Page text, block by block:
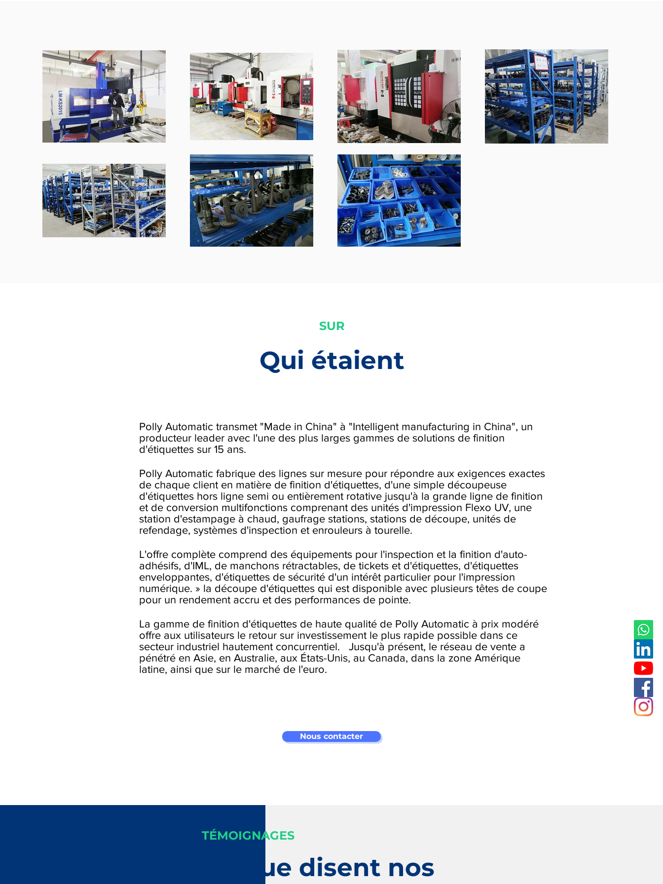
SUR
Qui étaient
Polly Automatic transmet "Made in China" à "Intelligent manufacturing in China", un
producteur leader avec l'une des plus larges gammes de solutions de finition
d'étiquettes sur 15 ans.
Polly Automatic fabrique des lignes sur mesure pour répondre aux exigences exactes
de chaque client en matière de finition d'étiquettes, d'une simple découpeuse
d'étiquettes hors ligne semi ou entièrement rotative jusqu'à la grande ligne de finition
et de conversion multifonctions comprenant des unités d'impression Flexo UV, une
station d'estampage à chaud, gaufrage stations, stations de découpe, unités de
refendage, systèmes d'inspection et enrouleurs à tourelle.
L'offre complète comprend des équipements pour l'inspection et la finition d'auto-
adhésifs, d'IML, de manchons rétractables, de tickets et d'étiquettes, d'étiquettes
enveloppantes, d'étiquettes de sécurité d'un intérêt particulier pour l'impression
numérique. » la découpe d'étiquettes qui est disponible avec plusieurs têtes de coupe
pour un rendement accru et des performances de pointe.
La gamme de finition d'étiquettes de haute qualité de Polly Automatic à prix modéré
offre aux utilisateurs le retour sur investissement le plus rapide possible dans ce
secteur industriel hautement concurrentiel. Jusqu'à présent, le réseau de vente a
pénétré en Asie, en Australie, aux États-Unis, au Canada, dans la zone Amérique
latine, ainsi que sur le marché de l'euro.
Nous contacter
TÉMOIGNAGES
Ce que disent nos